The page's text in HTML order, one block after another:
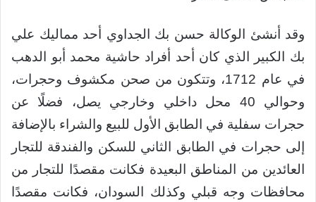
وقد أنشئ الوكالة حسن بك الجداوي أحد مماليك علي
بك الكبير الذي كان أحد أفراد حاشية محمد أبو الدهب
في عام 1712، وتتكون من صحن مكشوف وحجرات،
وحوالي 40 محل داخلي وخارجي يصل، فضلًا عن
حجرات سفلية في الطابق الأول للبيع والشراء بالإضافة
إلى حجرات في الطابق الثاني للسكن والفندقة للتجار
العائدين من المناطق البعيدة فكانت مقصدًا للتجار من
محافظات وجه قبلي وكذلك السودان، فكانت مقصدًا